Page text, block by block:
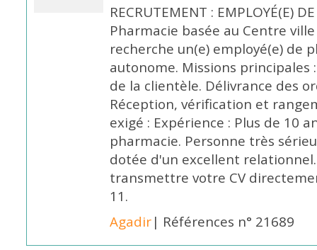
RECRUTEMENT : EMPLOYÉ(E)
Pharmacie basée au Centre ville
recherche un(e) employé(e) de
autonome. Missions principales
de la clientèle. Délivrance des
Réception, vérification et
exigé : Expérience : Plus de 10
pharmacie. Personne très
dotée d'un excellent
transmettre votre CV
11.
Agadir| Références n° 21689